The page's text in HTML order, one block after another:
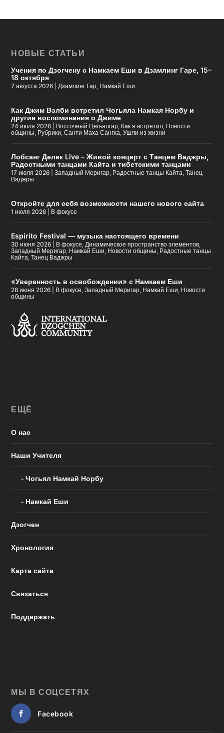
НОВЫЕ СТАТЬИ
Учения по Дзогчену с Намкаем Еши в Дзамлинг Гаре, 15–
18 октября
7 августа 2026 |Дзамлинг Гар, Намкай Еши
Как Джим Вэлби встретил Чогьяла Намкая Норбу и
другие воспоминания о Джиме
24 июля 2026 Восточный Цегьялгар, Как я встретил, Новости
общины, Рубрики,Санти Маха Сангха,Ушли из жизни
Лобсанг Делек Live – Живой концерт с Танцем Ваджры,
Радостными танцами Кайта и тибетскими танцами
17 июля 2026 |Западный Меригар, Радостные танцы Кайта,Танец
Ваджры
Откройте для себя возможности нашего нового сайта
1 июля 2026 В фокусе
Espirito Festival — музыка настоящего времени
30 июня 2026 В фокусе,Динамическое пространство элементов,
Западный Меригар, Намкай Еши, Новости общины, Радостные танцы
Кайта,Танец Ваджры
«Уверенность в освобождении» с Намкаем Еши
28 июня 2026 В фокусе,Западный Меригар, Намкай Еши, Новости
общины
ЕЩЁ
О нас
Наши Учителя
Чогьял Намкай Норбу
Намкай Еши
Дзогчен
Хронология
Карта сайта
Связаться
Поддержать
МЫ В СОЦСЕТЯХ
Facebook